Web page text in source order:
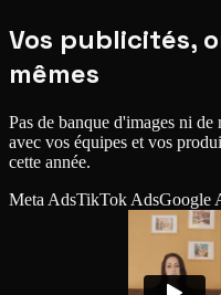
Vos publicités,
mêmes
Pas de banque d'images ni
avec vos équipes et vos
cette année.
Meta AdsTikTok AdsGoogle